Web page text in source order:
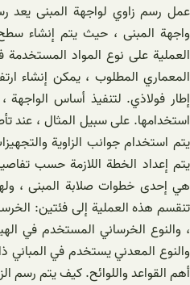
عمل رسم زاوي لواجهة المبنى يعد
واجهة المبنى ، حيث يتم إنشاء
العملية على نوع المواد
المعماري المطلوب ، يمكن إنشاء
إطار فولاذي. لتنفيذ أساس الواجهة
استخدامها. على سبيل المثال ، عند
يتم إعداد الخطة اللازمة حسب تفاصيل
هي إحدى خطوات صلابة المبنى ،
تنقسم هذه العملية إلى فئتين:
، والنوع الخرساني المستخدم في
والنوع المعدني يستخدم في
أهم القواعد واللوائح. كيف يتم رسم